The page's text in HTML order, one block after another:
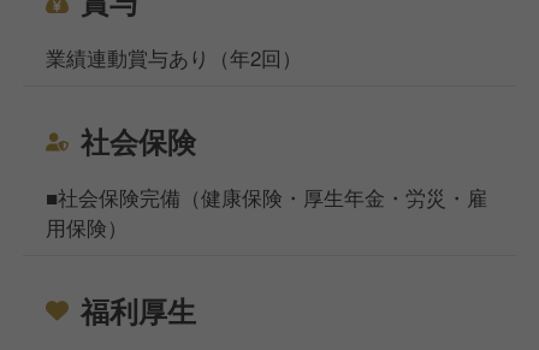
業績連動賞与あり（年2回）
社会保険
■社会保険完備（健康保険・厚生年金・労災・雇
用保険）
福利厚生